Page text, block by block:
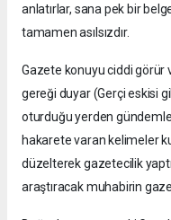
anlatırlar, sana pek bir
tamamen asılsızdır.
Gazete konuyu ciddi görür
gereği duyar (Gerçi eskisi
oturduğu yerden
hakarete varan kelimeler
düzelterek gazetecilik
araştıracak muhabirin